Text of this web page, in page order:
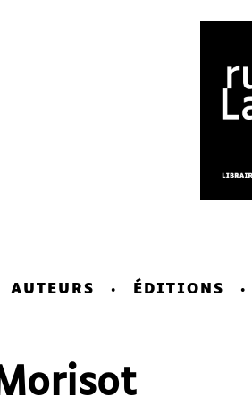
AUTEURS ÉDITIONS